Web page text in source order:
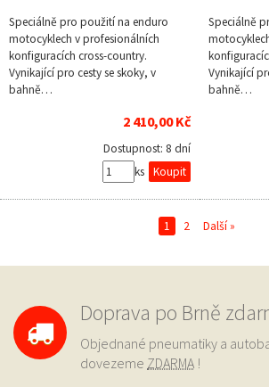
Speciálně pro použití na enduro
motocyklech v profesionálních
konfiguracích cross-country.
Vynikající pro cesty se skoky, v
bahně…
2 410,00 Kč
Dostupnost: 8 dní
ks
Speciálně
Vynikající
bahně…
1 2 Další »
Doprava po Brně
Objednané pneumatiky a
dovezeme ZDARMA !